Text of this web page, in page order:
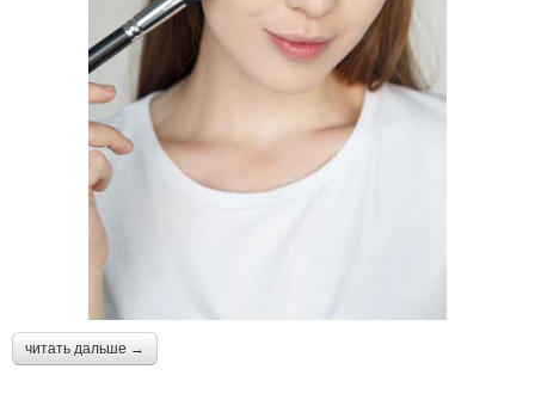
читать дальше →